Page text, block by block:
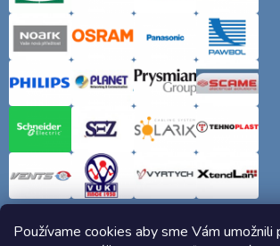
Používame cookies aby sme Vám umožnili